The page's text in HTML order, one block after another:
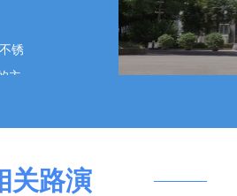
能材料进行了对口研
能复合材料。报告期
锈
主
是国
关路演